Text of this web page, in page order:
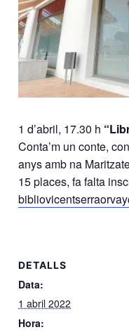
1 d’abril, 17.30 h
Conta’m un conte,
anys amb na
15 places, fa falta
DETALLS
Data:
1 abril 2022
Hora: